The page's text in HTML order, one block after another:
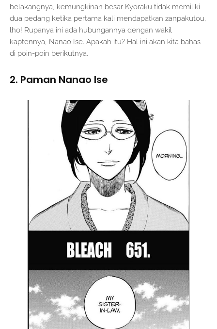
belakangnya, kemungkinan besar Kyoraku tidak memiliki
dua pedang ketika pertama kali mendapatkan zanpakutou,
lho! Rupanya ini ada hubungannya dengan wakil
kaptennya, Nanao Ise. Apakah itu? Hal ini akan kita bahas
di poin-poin berikutnya.
2. Paman Nanao Ise